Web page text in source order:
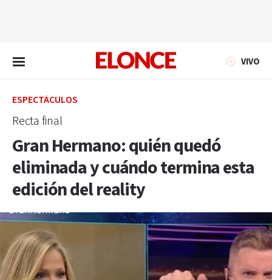
VIVO
ESPECTÁCULOS
Recta final
Gran Hermano: quién quedó
eliminada y cuándo termina esta
edición del reality